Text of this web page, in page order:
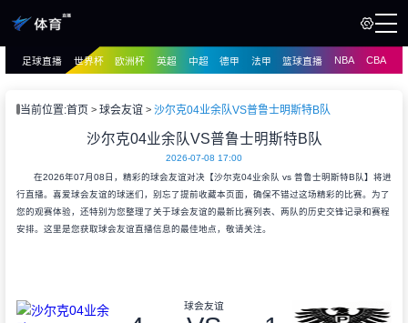
播
足球直播 世界杯 欧洲杯 英超 中超 德甲 法甲 篮球直播 NBA CBA
当前位置:首页 球会友谊 沙尔克04业余队VS普鲁士明斯特B队
沙尔克04业余队VS普鲁士明斯特B队
2026-07-08 17:00
在2026年07月08日，精彩的球会友谊对决【沙尔克04业余队 vs 普鲁士明斯特B队】将进
行直播。喜爱球会友谊的球迷们，别忘了提前收藏本页面，确保不错过这场精彩的比赛。为了
您的观赛体验，还特别为您整理了关于球会友谊的最新比赛列表、两队的历史交锋记录和赛程
安排。这里是您获取球会友谊直播信息的最佳地点，敬请关注。
球会友谊